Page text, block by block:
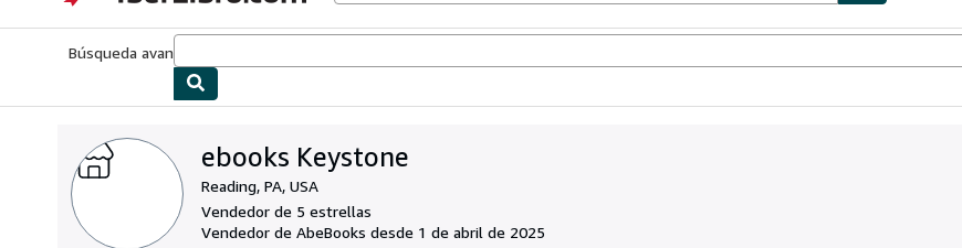
Búsqueda avanzada
ebooks Keystone
Reading, PA, USA
Vendedor de 5 estrellas
Vendedor de AbeBooks desde 1 de abril de 2025